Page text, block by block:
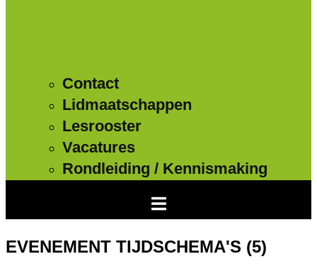
Contact
Lidmaatschappen
Lesrooster
Vacatures
Rondleiding / Kennismaking
EVENEMENT TIJDSCHEMA'S (5)